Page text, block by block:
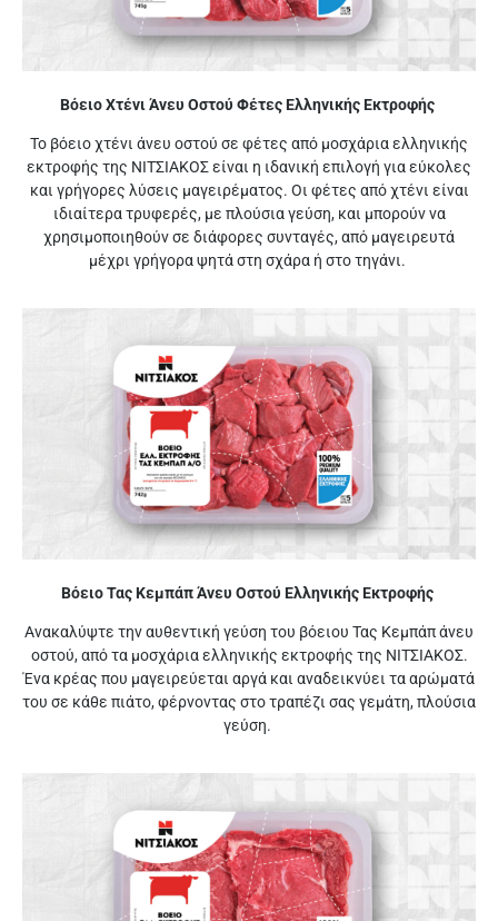
Βόειο Χτένι Άνευ Οστού Φέτες Ελληνικής Εκτροφής
Το βόειο χτένι άνευ οστού σε φέτες από μοσχάρια ελληνικής
εκτροφής της ΝΙΤΣΙΑΚΟΣ είναι η ιδανική επιλογή για εύκολες
και γρήγορες λύσεις μαγειρέματος. Οι φέτες από χτένι είναι
ιδιαίτερα τρυφερές, με πλούσια γεύση, και μπορούν να
χρησιμοποιηθούν σε διάφορες συνταγές, από μαγειρευτά
μέχρι γρήγορα ψητά στη σχάρα ή στο τηγάνι.
Βόειο Τας Κεμπάπ Άνευ Οστού Ελληνικής Εκτροφής
Ανακαλύψτε την αυθεντική γεύση του βόειου Τας Κεμπάπ άνευ
οστού, από τα μοσχάρια ελληνικής εκτροφής της ΝΙΤΣΙΑΚΟΣ.
Ένα κρέας που μαγειρεύεται αργά και αναδεικνύει τα αρώματά
του σε κάθε πιάτο, φέρνοντας στο τραπέζι σας γεμάτη, πλούσια
γεύση.